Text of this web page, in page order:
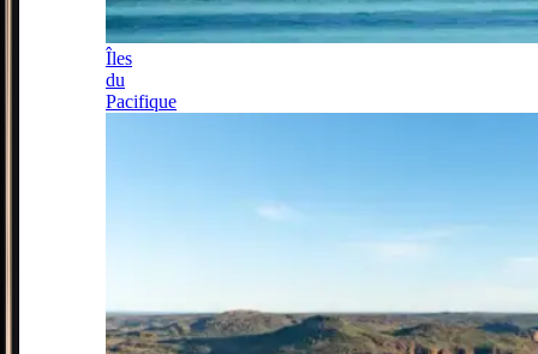
Îles
du
Pacifique